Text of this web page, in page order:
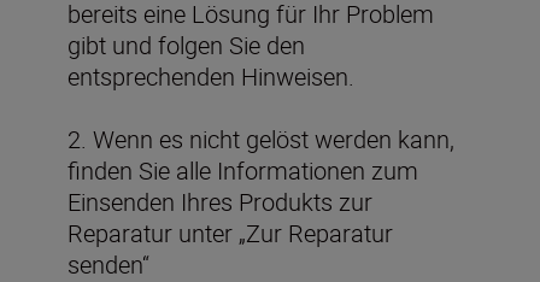
bereits eine Lösung für Ihr Problem
gibt und folgen Sie den
entsprechenden Hinweisen.
2. Wenn es nicht gelöst werden kann,
finden Sie alle Informationen zum
Einsenden Ihres Produkts zur
Reparatur unter „Zur Reparatur
senden“